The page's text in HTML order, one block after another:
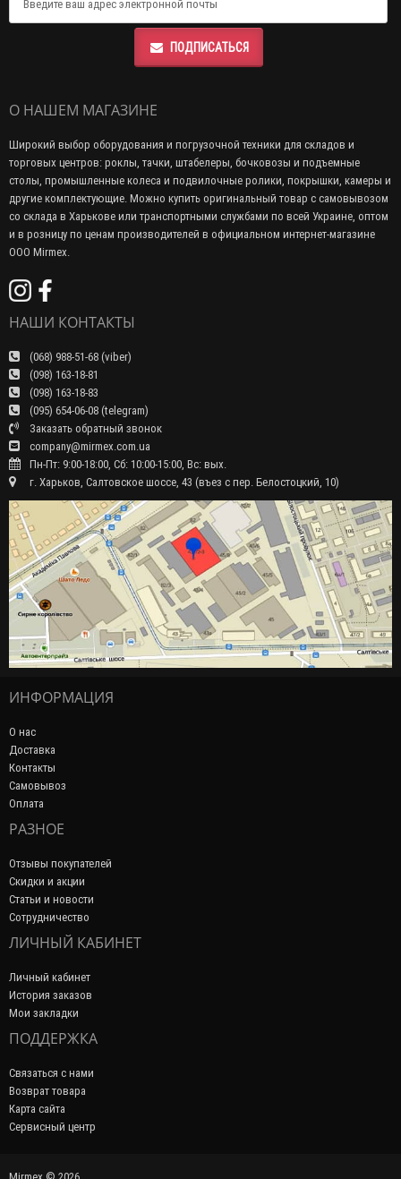
ПОДПИСАТЬСЯ
О НАШЕМ МАГАЗИНЕ
Широкий выбор оборудования и погрузочной техники для складов и
торговых центров: роклы, тачки, штабелеры, бочковозы и подъемные
столы, промышленные колеса и подвилочные ролики, покрышки, камеры и
другие комплектующие. Можно купить оригинальный товар с самовывозом
со склада в Харькове или транспортными службами по всей Украине, оптом
и в розницу по ценам производителей в официальном интернет-магазине
ООО Mirmex.
НАШИ КОНТАКТЫ
(068) 988-51-68 (viber)
(098) 163-18-81
(098) 163-18-83
(095) 654-06-08 (telegram)
Заказать обратный звонок
company@mirmex.com.ua
Пн-Пт: 9:00-18:00, Сб: 10:00-15:00, Вс: вых.
г. Харьков, Салтовское шоссе, 43 (въез с пер. Белостоцкий, 10)
ИНФОРМАЦИЯ
О нас
Доставка
Контакты
Самовывоз
Оплата
РАЗНОЕ
Отзывы покупателей
Скидки и акции
Статьи и новости
Сотрудничество
ЛИЧНЫЙ КАБИНЕТ
Личный кабинет
История заказов
Мои закладки
ПОДДЕРЖКА
Связаться с нами
Возврат товара
Карта сайта
Сервисный центр